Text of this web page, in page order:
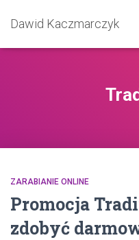
Dawid Kaczmarczyk
ZARABIANIE ONLINE
Promocja
zdobyć